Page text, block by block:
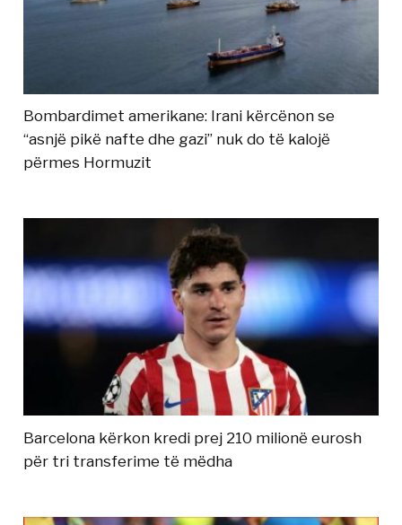
Bombardimet amerikane: Irani kërcënon se
“asnjë pikë nafte dhe gazi” nuk do të kalojë
përmes Hormuzit
Barcelona kërkon kredi prej 210 milionë eurosh
për tri transferime të mëdha